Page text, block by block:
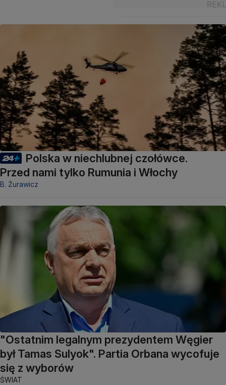
Polska w niechlubnej czołówce.
Przed nami tylko Rumunia i Włochy
B. Żurawicz
"Ostatnim legalnym prezydentem Węgier
był Tamas Sulyok". Partia Orbana wycofuje
się z wyborów
ŚWIAT